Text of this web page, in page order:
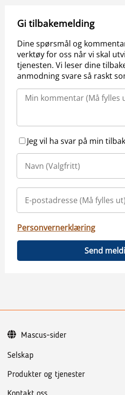
Gi tilbakemelding
Dine spørsmål og
verktøy for oss når vi skal
tjenesten. Vi leser dine
anmodning svare så raskt
Jeg vil ha svar på min
Personvernerklæring
Send
Selskap
Produkter og tjenester
Mascus-sider